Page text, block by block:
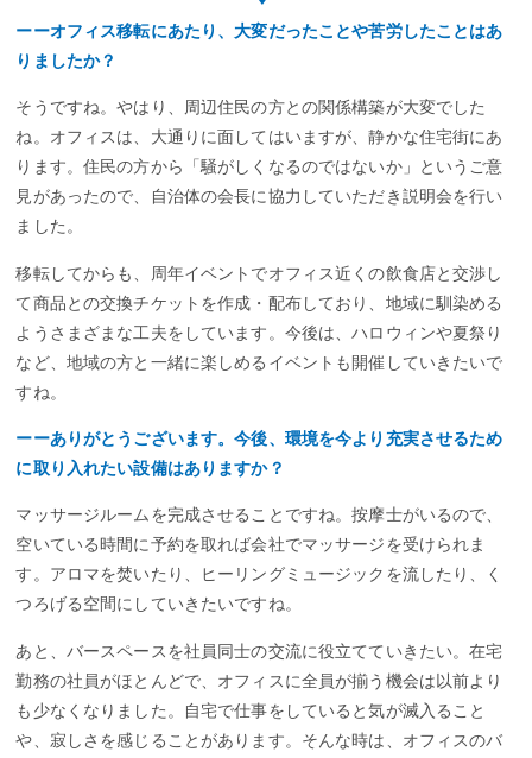
ーーオフィス移転にあたり、大変だったことや苦労したことはあ
りましたか？
そうですね。やはり、周辺住民の方との関係構築が大変でした
ね。オフィスは、大通りに面してはいますが、静かな住宅街にあ
ります。住民の方から「騒がしくなるのではないか」というご意
見があったので、自治体の会長に協力していただき説明会を行い
ました。
移転してからも、周年イベントでオフィス近くの飲食店と交渉し
て商品との交換チケットを作成・配布しており、地域に馴染める
ようさまざまな工夫をしています。今後は、ハロウィンや夏祭り
など、地域の方と一緒に楽しめるイベントも開催していきたいで
すね。
ーーありがとうございます。今後、環境を今より充実させるため
に取り入れたい設備はありますか？
マッサージルームを完成させることですね。按摩士がいるので、
空いている時間に予約を取れば会社でマッサージを受けられま
す。アロマを焚いたり、ヒーリングミュージックを流したり、く
つろげる空間にしていきたいですね。
あと、バースペースを社員同士の交流に役立てていきたい。在宅
勤務の社員がほとんどで、オフィスに全員が揃う機会は以前より
も少なくなりました。自宅で仕事をしていると気が滅入ること
や、寂しさを感じることがあります。そんな時は、オフィスのバ